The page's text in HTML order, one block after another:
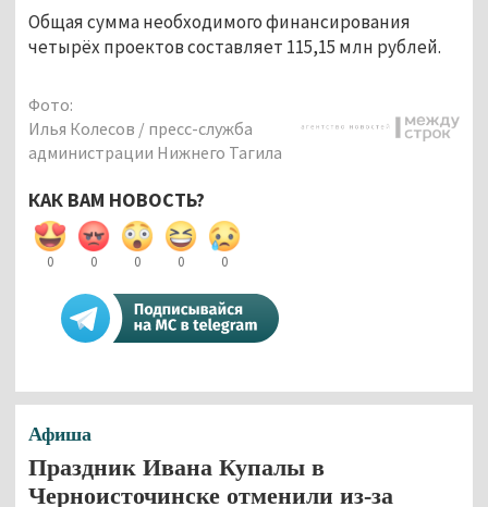
Общая сумма необходимого финансирования
четырёх проектов составляет 115,15 млн рублей.
Фото:
Илья Колесов / пресс-служба
администрации Нижнего Тагила
КАК ВАМ НОВОСТЬ?
0 0 0 0 0
Афиша
Праздник Ивана Купалы в
Черноисточинске отменили из-за